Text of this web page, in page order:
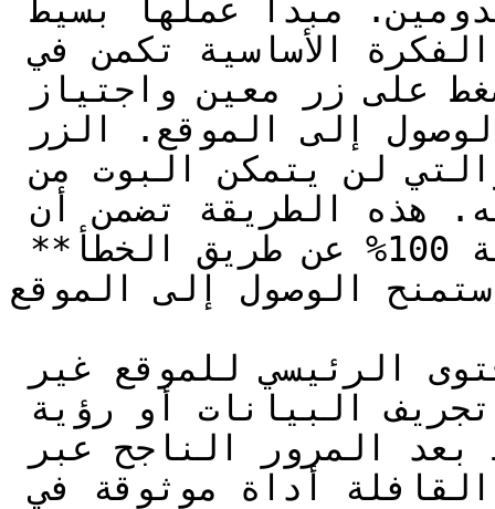
وأنيق في الوقت نفسه. الفكرة الأساسية تكمن في
يحتوي على إعادة توجيه، والتي لن يتمكن البوت من
الوصول إلى الموقع.
القافلة. **هذا يجعل صفحة-القافلة أداة موثوقة في